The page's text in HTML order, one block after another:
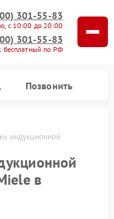
301-55-83
с 10:00 до 20:00
301-55-83
бесплатный по РФ
Позвонить
индукционной
в